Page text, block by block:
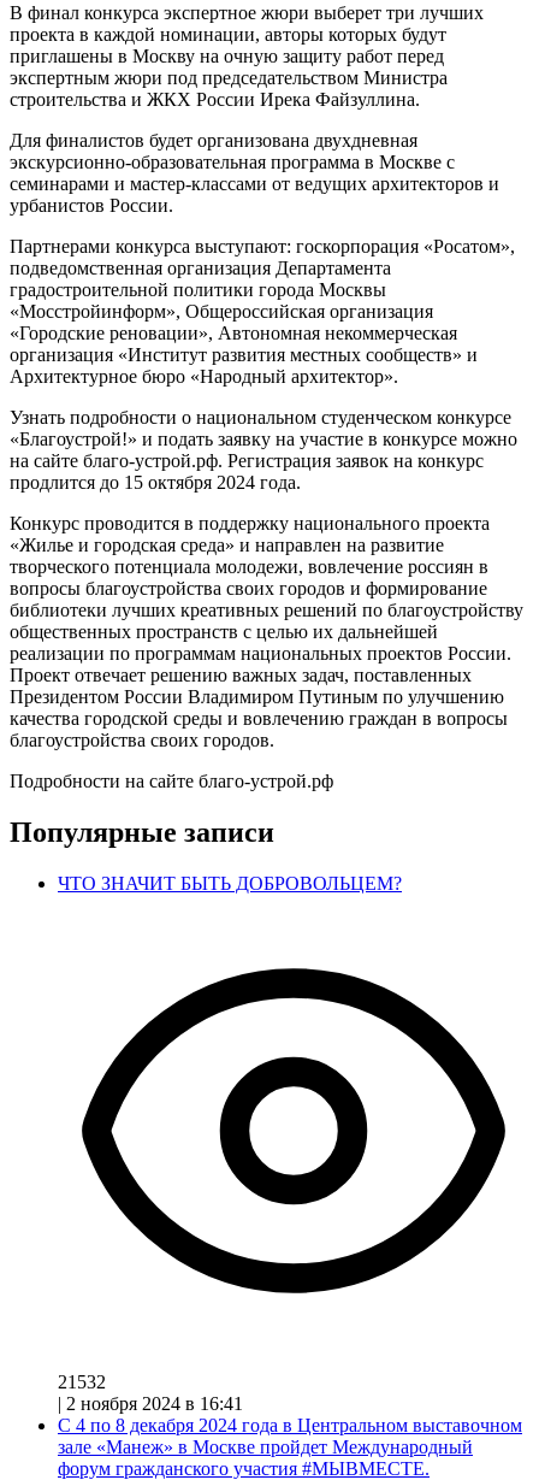
В финал конкурса экспертное жюри выберет три лучших
проекта в каждой номинации, авторы которых будут
приглашены в Москву на очную защиту работ перед
экспертным жюри под председательством Министра
строительства и ЖКХ России Ирека Файзуллина.
Для финалистов будет организована двухдневная
экскурсионно-образовательная программа в Москве с
семинарами и мастер-классами от ведущих архитекторов и
урбанистов России.
Партнерами конкурса выступают: госкорпорация «Росатом»,
подведомственная организация Департамента
градостроительной политики города Москвы
«Мосстройинформ», Общероссийская организация
«Городские реновации», Автономная некоммерческая
организация «Институт развития местных сообществ» и
Архитектурное бюро «Народный архитектор».
Узнать подробности о национальном студенческом конкурсе
«Благоустрой!» и подать заявку на участие в конкурсе можно
на сайте благо-устрой.рф. Регистрация заявок на конкурс
продлится до 15 октября 2024 года.
Конкурс проводится в поддержку национального проекта
«Жилье и городская среда» и направлен на развитие
творческого потенциала молодежи, вовлечение россиян в
вопросы благоустройства своих городов и формирование
библиотеки лучших креативных решений по благоустройству
общественных пространств с целью их дальнейшей
реализации по программам национальных проектов России.
Проект отвечает решению важных задач, поставленных
Президентом России Владимиром Путиным по улучшению
качества городской среды и вовлечению граждан в вопросы
благоустройства своих городов.
Подробности на сайте благо-устрой.рф
Популярные записи
ЧТО ЗНАЧИТ БЫТЬ ДОБРОВОЛЬЦЕМ?
21532
| 2 ноября 2024 в 16:41
С 4 по 8 декабря 2024 года в Центральном выставочном
зале «Манеж» в Москве пройдет Международный
форум гражданского участия #МЫВМЕСТЕ.